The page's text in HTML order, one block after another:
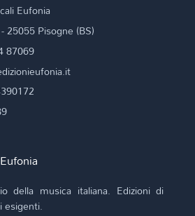
Eufonia
25055 Pisogne (BS)
87069
della musica italiana. Edizioni di
esigenti.